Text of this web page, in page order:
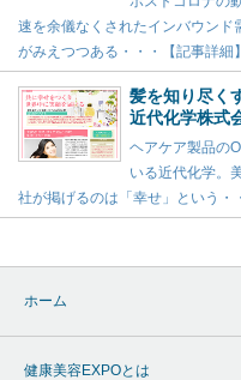
速を余儀なくされたインバウンド
がみえつつある・・・【記事詳細】
髪を知り尽く
近代化学株式
ヘアケア製品の
いる近代化学。
社が掲げるのは「幸せ」という・
ホーム
健康美容EXPOとは